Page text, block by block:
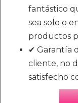
fantástico
sea solo o
productos
✔ Garantía
cliente, no
satisfecho